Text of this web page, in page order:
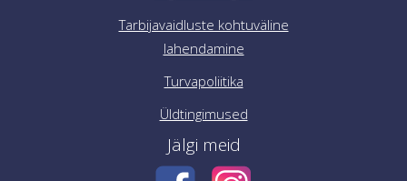
Tarbijavaidluste kohtuväline
lahendamine
Turvapoliitika
Üldtingimused
Jälgi meid